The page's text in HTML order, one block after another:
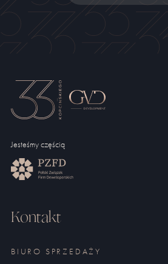
Jesteśmy częścią
Kontakt
BIURO SPRZEDAŻY